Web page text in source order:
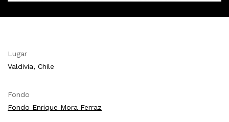
Lugar
Valdivia, Chile
Fondo
Fondo Enrique Mora Ferraz